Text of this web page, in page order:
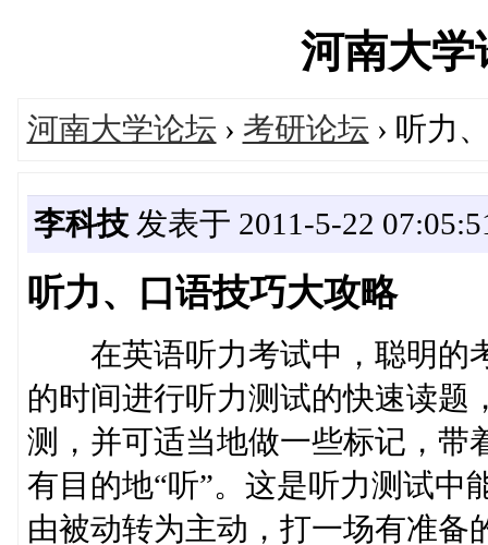
河南大
河南大学论坛 › 考研论坛 › 听力
李科技发表于 2011-5-22
听力、口语技巧大攻略
在英语听力考试中，聪明的
的时间进行听力测试的快速读题
测，并可适当地做一些标记，
有目的地“听”。这是听力测试中
由被动转为主动，打一场有准